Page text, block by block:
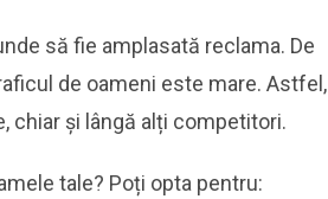
să fie amplasată reclama. De
de oameni este mare. Astfel,
chiar și lângă alți competitori.
tale? Poți opta pentru: